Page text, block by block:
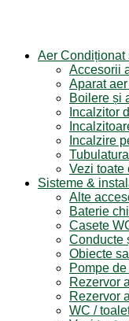
Aer Condiționat
Accesorii
Aparat
Boilere și
Incalzitor
Incalzire
Vezi toate
Sisteme &
Alte
Baterie
Casete
Conducte
Obiecte
Pompe de
Rezervor
Rezervor
WC /